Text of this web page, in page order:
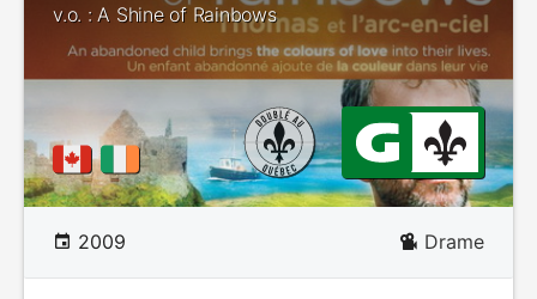
v.o. : A Shine of Rainbows
2009 Drame